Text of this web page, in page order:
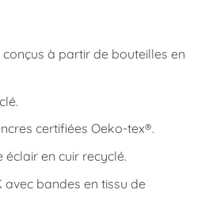
conçus à partir de bouteilles en
certifiées Oeko-tex®.
en cuir recyclé.
avec bandes en tissu de